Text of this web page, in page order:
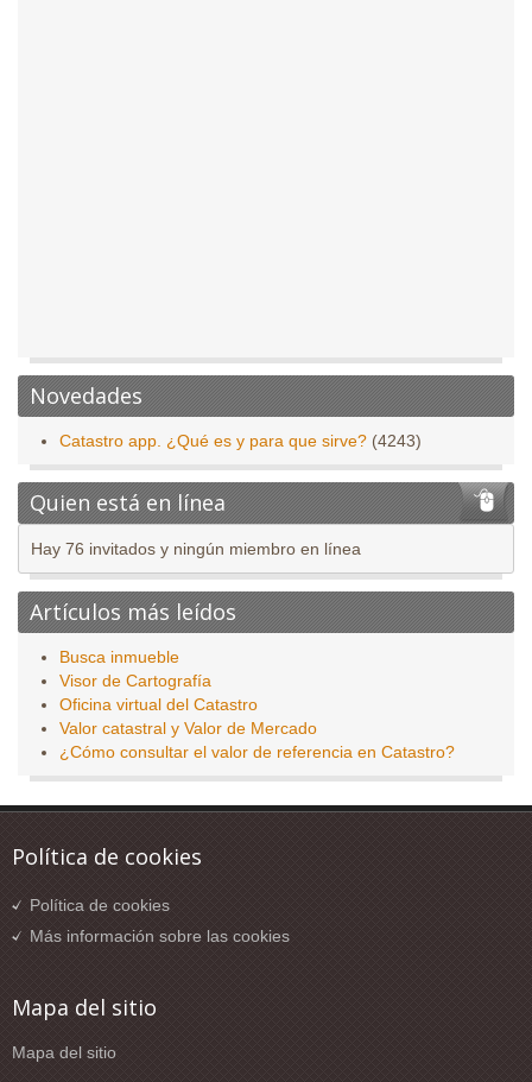
Novedades
Catastro app. ¿Qué es y para que sirve? (4243)
Quien está en línea
Hay 76 invitados y ningún miembro en línea
Artículos más leídos
Busca inmueble
Visor de Cartografía
Oficina virtual del Catastro
Valor catastral y Valor de Mercado
¿Cómo consultar el valor de referencia en Catastro?
Política de cookies
Política de cookies
Más información sobre las cookies
Mapa del sitio
Mapa del sitio